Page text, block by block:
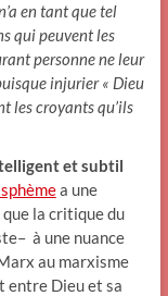
en tant que tel
qui peuvent les
personne ne leur
injurier « Dieu
les croyants qu’ils
et subtil
a une
la critique du
à une nuance
au marxisme
entre Dieu et sa